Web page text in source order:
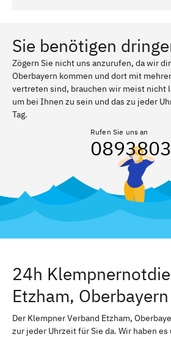
Sie benötigen
Zögern Sie nicht uns anzurufen, da wir
Oberbayern kommen und dort mit
vertreten sind, brauchen wir meist nicht
um bei Ihnen zu sein und das zu jeder
Tag.
Rufen Sie uns an
24h
Etzham, Oberbayern
Der Klempner Verband Etzham,
zur jeder Uhrzeit für Sie da. Wir haben es